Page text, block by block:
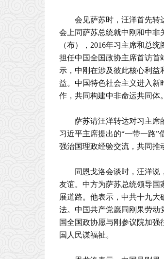
会见萨苏时，汪洋首先转
会上同萨苏总统就中刚和中非
（布），2016年习主席和总
担任中国全国政协主席首访首
示，中刚在涉及彼此核心利益
益。中国特色社会主义进入新
作，共同构建中非命运共同体。
萨苏请汪洋转达对习主席
习近平主席提出的“一带一路
强治国理政经验交流，共同推
同恩戈洛会谈时，汪洋
友谊。中方为萨苏总统领导国
展道路。他表示，中共十九
法。中国共产党愿同刚果劳动
国全国政协愿与刚参议院加
国人民谋福祉。